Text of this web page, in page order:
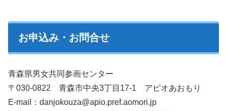
お申込み・お問合せ
青森県男女共同参画センター
〒030-0822 青森市中央3丁目17-1 アピオあおもり
E-mail：danjokouza@apio.pref.aomori.jp